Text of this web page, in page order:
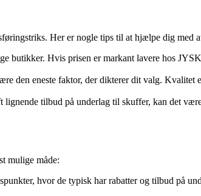
Her er nogle tips til at hjælpe dig med
butikker. Hvis prisen er markant lavere hos
den eneste faktor, der dikterer dit valg. Kvalitet
tilbud på underlag til skuffer, kan det
mulige måde:
hvor de typisk har rabatter og tilbud på